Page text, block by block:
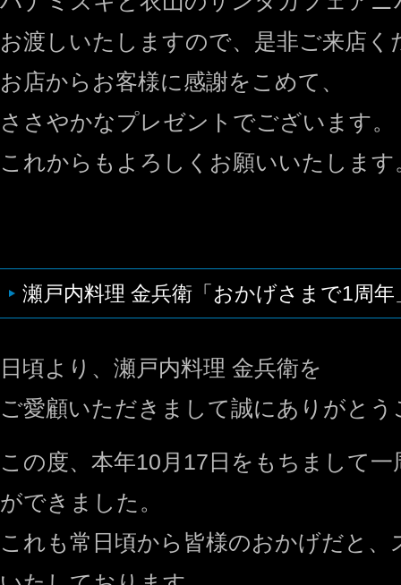
お渡しいたしますので、是非ご来店く
お店からお客様に感謝をこめて、
ささやかなプレゼントでございます。
これからもよろしくお願いいたします
瀬戸内料理 金兵衛「おかげさまで1周年
日頃より、瀬戸内料理 金兵衛を
ご愛顧いただきまして誠にありがと
この度、本年10月17日をもちまして
ができました。
これも常日頃から皆様のおかげだと、